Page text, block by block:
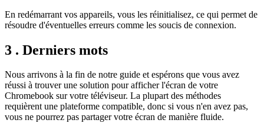
En redémarrant vos appareils, vous les réinitialisez, ce qui permet de
résoudre d'éventuelles erreurs comme les soucis de connexion.
3 . Derniers mots
Nous arrivons à la fin de notre guide et espérons que vous avez
réussi à trouver une solution pour afficher l'écran de votre
Chromebook sur votre téléviseur. La plupart des méthodes
requièrent une plateforme compatible, donc si vous n'en avez pas,
vous ne pourrez pas partager votre écran de manière fluide.